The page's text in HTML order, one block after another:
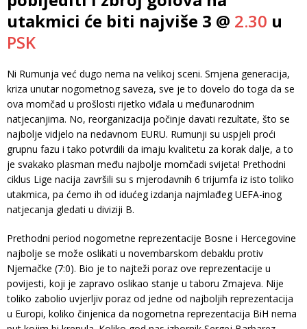
utakmici će biti najviše 3 @ 2.30 u
PSK
Ni Rumunja već dugo nema na velikoj sceni. Smjena generacija,
kriza unutar nogometnog saveza, sve je to dovelo do toga da se
ova momčad u prošlosti rijetko viđala u međunarodnim
natjecanjima. No, reorganizacija počinje davati rezultate, što se
najbolje vidjelo na nedavnom EURU. Rumunji su uspjeli proći
grupnu fazu i tako potvrdili da imaju kvalitetu za korak dalje, a to
je svakako plasman među najbolje momčadi svijeta! Prethodni
ciklus Lige nacija završili su s mjerodavnih 6 trijumfa iz isto toliko
utakmica, pa ćemo ih od idućeg izdanja najmlađeg UEFA-inog
natjecanja gledati u diviziji B.
Prethodni period nogometne reprezentacije Bosne i Hercegovine
najbolje se može oslikati u novembarskom debaklu protiv
Njemačke (7:0). Bio je to najteži poraz ove reprezentacije u
povijesti, koji je zapravo oslikao stanje u taboru Zmajeva. Nije
toliko zabolio uvjerljiv poraz od jedne od najboljih reprezentacija
u Europi, koliko činjenica da nogometna reprezentacija BiH nema